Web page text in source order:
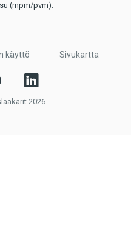
(mpm/pvm).
käyttö Sivukartta
2026